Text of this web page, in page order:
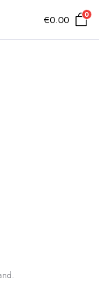
€0.00 0